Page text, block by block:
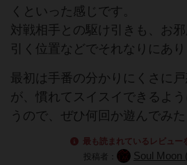
くといった感じです。
対戦相手との駆け引きも、お
引く位置などでそれなりにあり
最初は手番の分かりにくさに
が、慣れてスイスイできるよ
うので、ぜひ何回か遊んでみ
最も読まれているレビュー
投稿者：
Soul Moon